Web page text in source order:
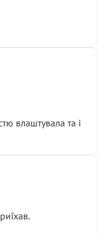
влаштувала та і